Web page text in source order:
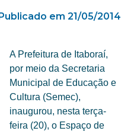
em 21/05/2014
A Prefeitura de Itaboraí,
por meio da Secretaria
Municipal de Educação e
Cultura (Semec),
inaugurou, nesta terça-
feira (20), o Espaço de